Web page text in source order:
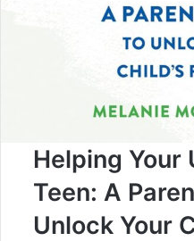
Helping Your
Teen: A
Unlock Your